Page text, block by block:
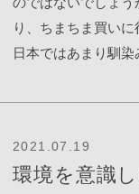
ぱっりぱり！断面
ならないほどホワホ
電話番号：
ンAN PHO区、ビン
です♪投稿：ホーチ
的な酸っぱさや辛
本のスーパーで買
れで作った豚キム
チョコパイには出会
巡り合わず、、中の
り、ちまちま買い
日本ではあまり馴
【pasteurstreet(パ
https://
2021.07.19
環境を意識